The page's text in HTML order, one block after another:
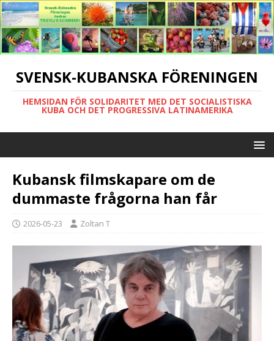
SVENSK-KUBANSKA FÖRENINGEN
HEMSIDAN FÖR SOLIDARITET MED DET SOCIALISTISKA
KUBA OCH DET PROGRESSIVA LATINAMERIKA
Kubansk filmskapare om de
dummaste frågorna han får
2026-05-23 Zoltan T